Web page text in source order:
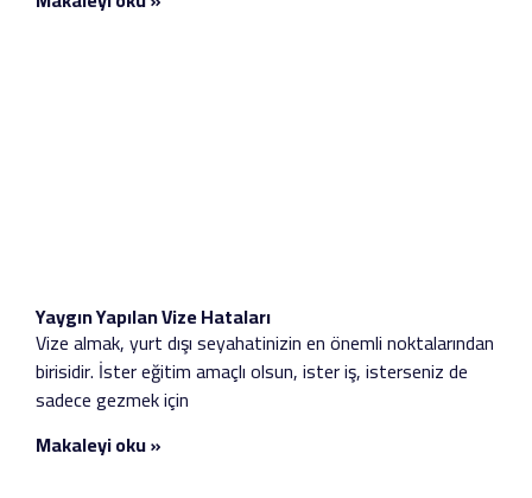
Yaygın Yapılan Vize Hataları
Vize almak, yurt dışı seyahatinizin en önemli noktalarından
birisidir. İster eğitim amaçlı olsun, ister iş, isterseniz de
sadece gezmek için
Makaleyi oku »